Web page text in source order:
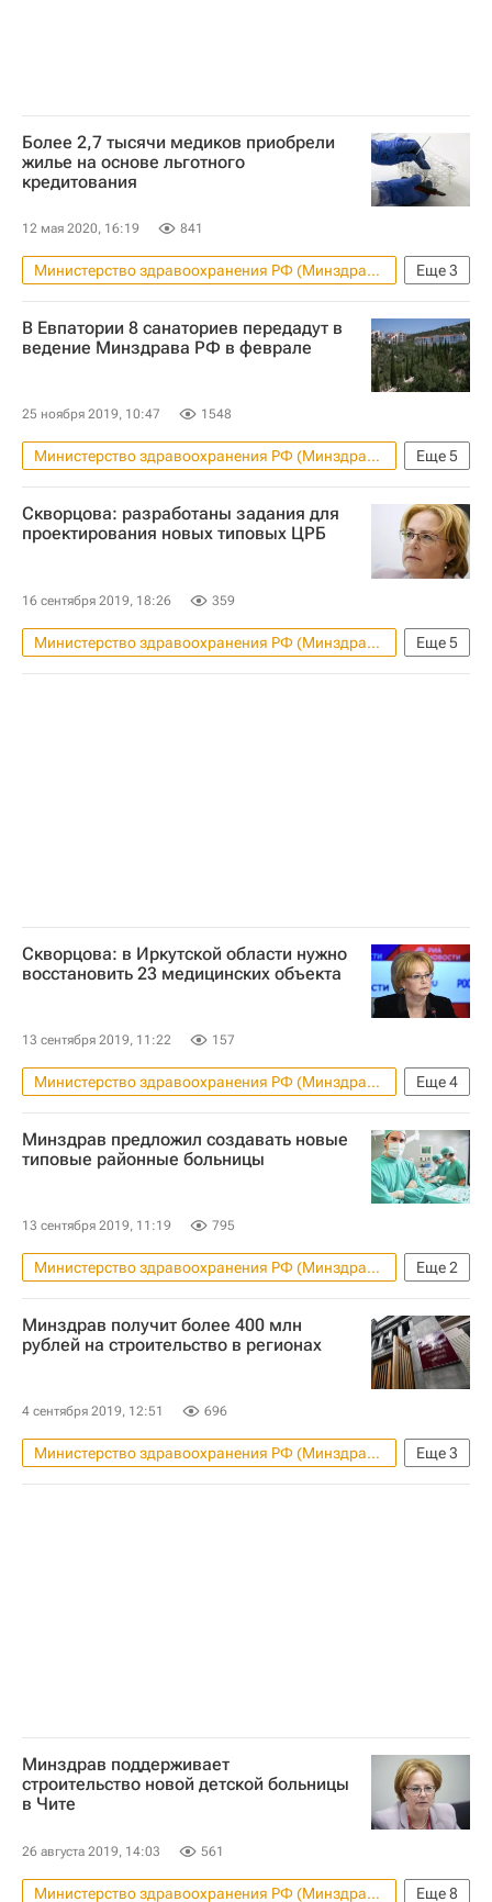
Более 2,7 тысячи медиков приобрели
жилье на основе льготного
кредитования
12 мая 2020, 16:19 841
Еще3
Министерство здравоохранения РФ (Минздрав России)
Жилье
Татьяна Семенова
Кредиты
В Евпатории 8 санаториев передадут в
ведение Минздрава РФ в феврале
25 ноября 2019, 10:47 1548
Еще5
Министерство здравоохранения РФ (Минздрав России)
Сергей Аксенов (политик)
Евпатория
Республика Крым
Медучреждения
Скворцова: разработаны задания для
проектирования новых типовых ЦРБ
16 сентября 2019, 18:26 359
Еще5
Министерство здравоохранения РФ (Минздрав России)
Общество
Вероника Скворцова
Скворцова: в Иркутской области нужно
восстановить 23 медицинских объекта
13 сентября 2019, 11:22 157
Еще4
Министерство здравоохранения РФ (Минздрав России)
Иркутская область
Вероника Скворцова
Инфраструктура
Минздрав предложил создавать новые
типовые районные больницы
13 сентября 2019, 11:19 795
Еще2
Министерство здравоохранения РФ (Минздрав России)
Инфраструктура
Больницы
Минздрав получит более 400 млн
рублей на строительство в регионах
4 сентября 2019, 12:51 696
Еще3
Министерство здравоохранения РФ (Минздрав России)
Правительство РФ
Больницы
Минздрав поддерживает
строительство новой детской больницы
в Чите
26 августа 2019, 14:03 561
Еще8
Министерство здравоохранения РФ (Минздрав России)